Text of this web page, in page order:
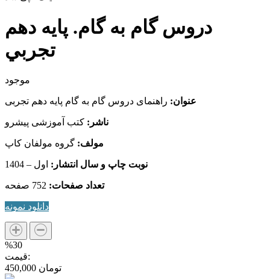
دروس گام به گام. پایه دهم
تجربي
موجود
عنوان: راهنمای دروس گام به گام پایه دهم تجربی
ناشر: کتب آموزشی پیشرو
مولف: گروه مولفان کاپ
نوبت چاپ و سال انتشار: اول – 1404
تعداد صفحات:
دانلود نمونه
دروس
گام
گام.
پایه
%30
قیمت:
450,000 تومان